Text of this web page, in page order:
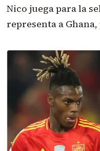
Nico juega para la
representa a